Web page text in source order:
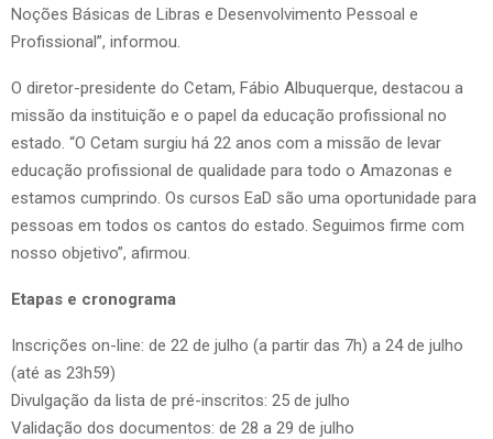
Noções Básicas de Libras e Desenvolvimento Pessoal e
Profissional”, informou.
O diretor-presidente do Cetam, Fábio Albuquerque, destacou a
missão da instituição e o papel da educação profissional no
estado. “O Cetam surgiu há 22 anos com a missão de levar
educação profissional de qualidade para todo o Amazonas e
estamos cumprindo. Os cursos EaD são uma oportunidade para
pessoas em todos os cantos do estado. Seguimos firme com
nosso objetivo”, afirmou.
Etapas e cronograma
Inscrições on-line: de 22 de julho (a partir das 7h) a 24 de julho
(até as 23h59)
Divulgação da lista de pré-inscritos: 25 de julho
Validação dos documentos: de 28 a 29 de julho